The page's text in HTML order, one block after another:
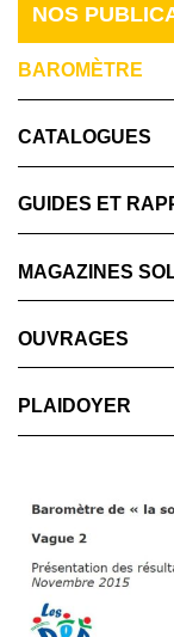
NOS
BAROMÈTRE
CATALOGUES
GUIDES ET
MAGAZINES
OUVRAGES
PLAIDOYER